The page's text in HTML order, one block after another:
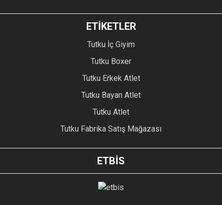
ETİKETLER
Tutku İç Giyim
Tutku Boxer
Tutku Erkek Atlet
Tutku Bayan Atlet
Tutku Atlet
Tutku Fabrika Satış Mağazası
ETBİS